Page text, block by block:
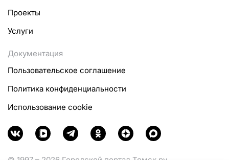
Проекты
Услуги
Документация
Пользовательское соглашение
Политика конфиденциальности
Использование cookie